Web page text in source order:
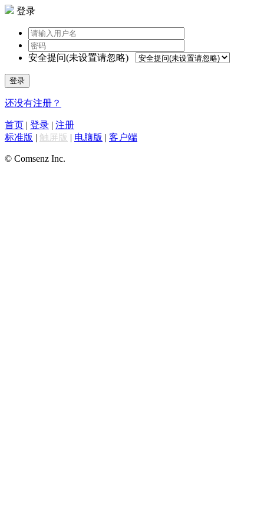
登录
安全提问(未设置请忽略)
登录
还没有注册？
首页 | 登录 | 注册
标准版 | 触屏版 | 电脑版 | 客户端
© Comsenz Inc.